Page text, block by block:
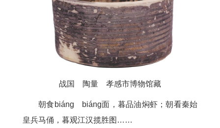
战国 陶量 孝感市博物馆藏
朝食biáng biáng面，暮品油焖虾；朝看秦始
皇兵马俑，暮观江汉揽胜图……